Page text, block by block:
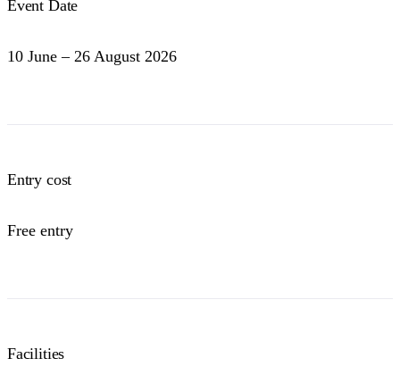
Event Date
10 June – 26 August 2026
Entry cost
Free entry
Facilities